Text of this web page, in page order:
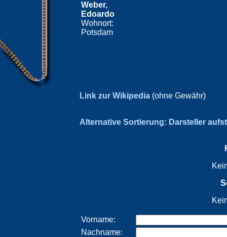
Weber,
Edoardo
Wohnort:
Potsdam
Link zur Wikipedia (ohne Gewähr)
Alternative Sortierung: Darsteller
Vorname:
Nachname: